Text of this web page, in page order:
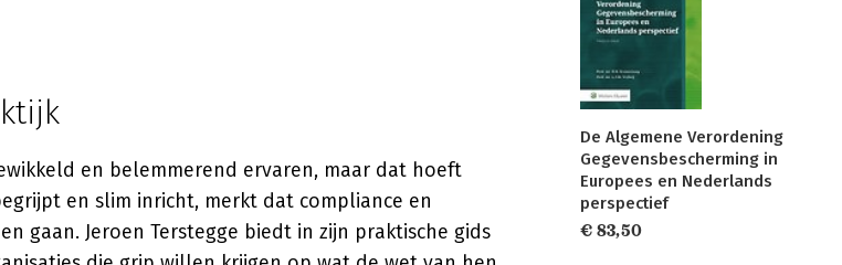
en belemmerend ervaren, maar dat hoeft
en slim inricht, merkt dat compliance en
gaan. Jeroen Terstegge biedt in zijn praktische gids
De Algemene Verordening
Gegevensbescherming in
Europees en Nederlands
perspectief
€ 83,50